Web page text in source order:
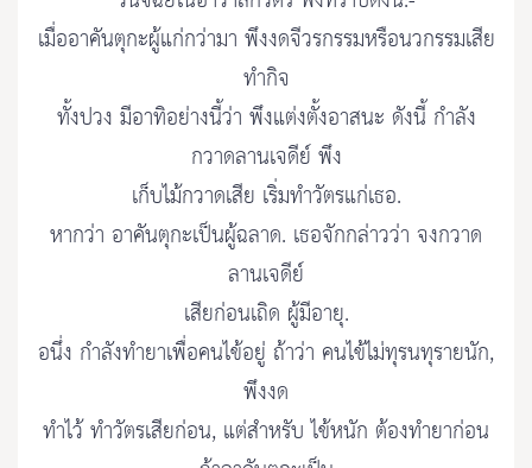
เมื่ออาคันตุกะผู้แก่กว่ามา พึงงดจีวรกรรมหรือนวกรรมเสีย
ทำกิจ
ทั้งปวง มีอาทิอย่างนี้ว่า พึงแต่งตั้งอาสนะ ดังนี้ กำลัง
กวาดลานเจดีย์ พึง
เก็บไม้กวาดเสีย เริ่มทำวัตรแก่เธอ.
หากว่า อาคันตุกะเป็นผู้ฉลาด. เธอจักกล่าวว่า จงกวาด
ลานเจดีย์
เสียก่อนเถิด ผู้มีอายุ.
อนึ่ง กำลังทำยาเพื่อคนไข้อยู่ ถ้าว่า คนไข้ไม่ทุรนทุรายนัก,
พึงงด
ทำไว้ ทำวัตรเสียก่อน, แต่สำหรับ ไข้หนัก ต้องทำยาก่อน